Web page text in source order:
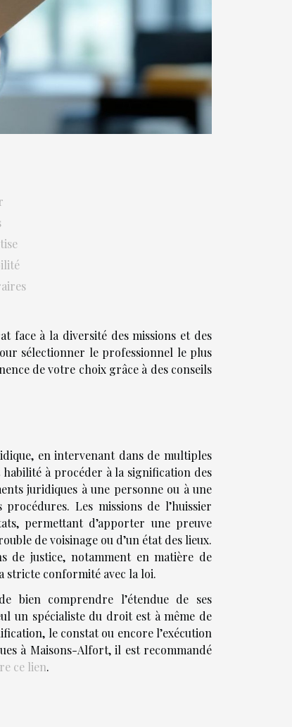
face à la diversité des missions et des
sélectionner le professionnel le plus
de votre choix grâce à des conseils
en intervenant dans de multiples
à procéder à la signification des
juridiques à une personne ou à une
Les missions de l’huissier
permettant d’apporter une preuve
de voisinage ou d’un état des lieux.
de justice, notamment en matière de
stricte conformité avec la loi.
bien comprendre l’étendue de ses
un spécialiste du droit est à même de
le constat ou encore l’exécution
à Maisons-Alfort, il est recommandé
ce lien.